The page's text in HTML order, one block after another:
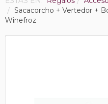
Sacacorcho + Vertedor +
Winefroz